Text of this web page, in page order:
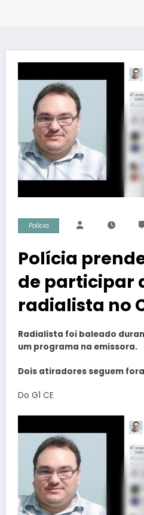
Polícia
Polícia
de participar
radialista no
Radialista foi baleado
um programa na emissora.
Dois atiradores seguem
Do G1 CE